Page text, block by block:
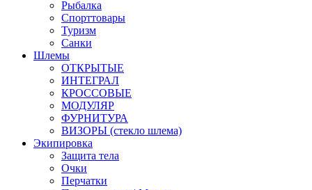
Рыбалка
Спорттовары
Туризм
Санки
Шлемы
ОТКРЫТЫЕ
ИНТЕГРАЛ
КРОССОВЫЕ
МОДУЛЯР
ФУРНИТУРА
ВИЗОРЫ (стекло шлема)
Экипировка
Защита тела
Очки
Перчатки